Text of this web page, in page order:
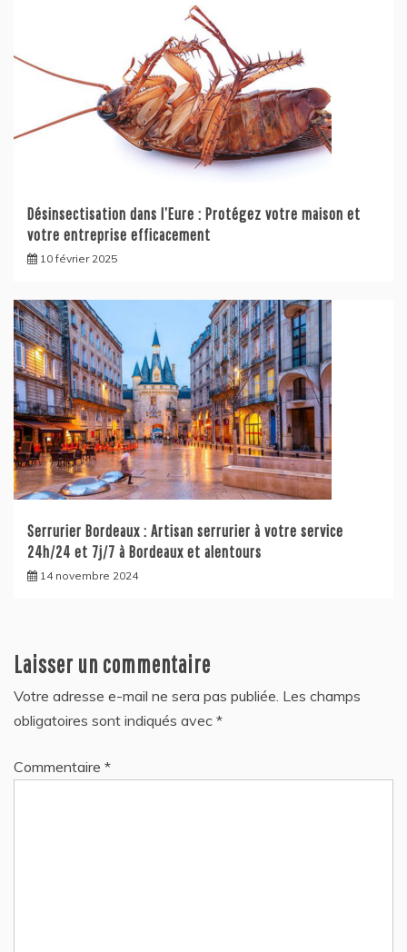
Désinsectisation dans l’Eure : Protégez votre maison et
votre entreprise efficacement
10 février 2025
Serrurier Bordeaux : Artisan serrurier à votre service
24h/24 et 7j/7 à Bordeaux et alentours
14 novembre 2024
Laisser un commentaire
Votre adresse e-mail ne sera pas publiée. Les champs
obligatoires sont indiqués avec *
Commentaire *